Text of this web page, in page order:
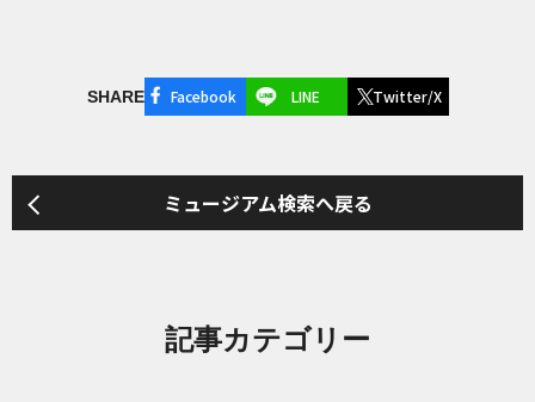
SHARE Facebook LINE Twitter/X
ミュージアム検索へ戻る
記事カテゴリー